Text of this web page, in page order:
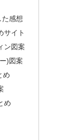
感想
サイト
ン図案
)図案
め
め